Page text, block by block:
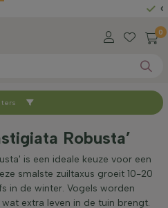
Gratis
0
Robusta’
is een ideale keuze voor een
smalste zuiltaxus groeit 10-20
in de winter. Vogels worden
extra leven in de tuin brengt.